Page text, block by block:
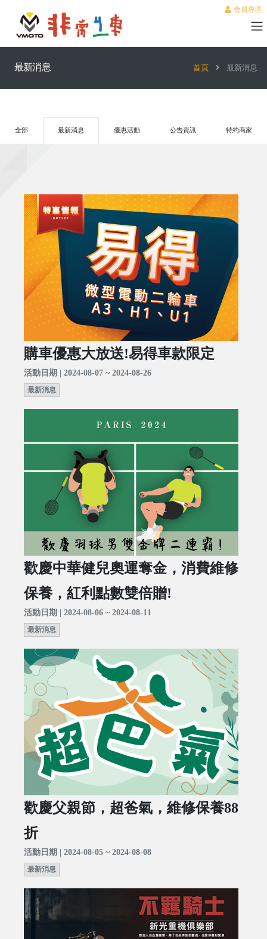
會員專區
最新消息 首頁 最新消息
全部 最新消息 優惠活動 公告資訊 特約商家
購車優惠大放送!易得車款限定
活動日期 | 2024-08-07 ~ 2024-08-26
最新消息
歡慶中華健兒奧運奪金，消費維修
保養，紅利點數雙倍贈!
活動日期 | 2024-08-06 ~ 2024-08-11
最新消息
歡慶父親節，超爸氣，維修保養88
折
活動日期 | 2024-08-05 ~ 2024-08-08
最新消息